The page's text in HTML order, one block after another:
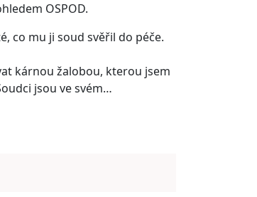
OSPOD.
co mu ji soud svěřil do péče.
kárnou žalobou, kterou jsem
jsou ve svém…